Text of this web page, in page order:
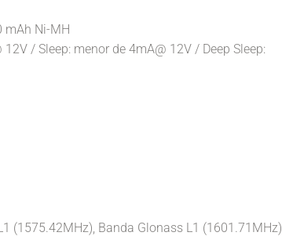
mAh Ni-MH
/ Sleep: menor de 4mA@ 12V / Deep Sleep:
(1575.42MHz), Banda Glonass L1 (1601.71MHz)